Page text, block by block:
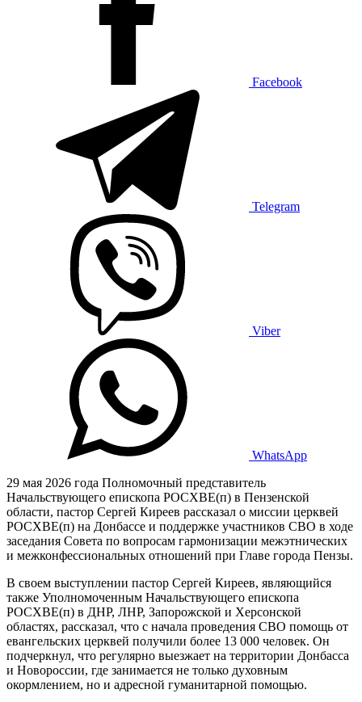
Facebook
Telegram
Viber
WhatsApp
29 мая 2026 года Полномочный представитель
Начальствующего епископа РОСХВЕ(п) в Пензенской
области, пастор Сергей Киреев рассказал о миссии церквей
РОСХВЕ(п) на Донбассе и поддержке участников СВО в ходе
заседания Совета по вопросам гармонизации межэтнических
и межконфессиональных отношений при Главе города Пензы.
В своем выступлении пастор Сергей Киреев, являющийся
также Уполномоченным Начальствующего епископа
РОСХВЕ(п) в ДНР, ЛНР, Запорожской и Херсонской
областях, рассказал, что с начала проведения СВО помощь от
евангельских церквей получили более 13 000 человек. Он
подчеркнул, что регулярно выезжает на территории Донбасса
и Новороссии, где занимается не только духовным
окормлением, но и адресной гуманитарной помощью.